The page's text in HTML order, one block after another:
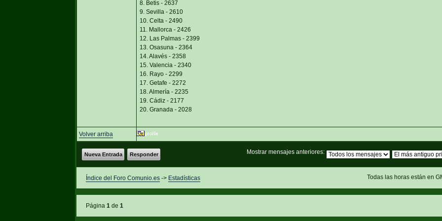
8. Betis - 2637
9. Sevilla - 2610
10. Celta - 2490
11. Mallorca - 2426
12. Las Palmas - 2399
13. Osasuna - 2364
14. Alavés - 2358
15. Valencia - 2340
16. Rayo - 2299
17. Getafe - 2272
18. Almería - 2235
19. Cádiz - 2177
20. Granada - 2028
Volver arriba
Mostrar mensajes anteriores:
Nueva Entrada Responder
Todas las horas están en
Índice del Foro Comunio.es-> Estadísticas
Página 1de 1